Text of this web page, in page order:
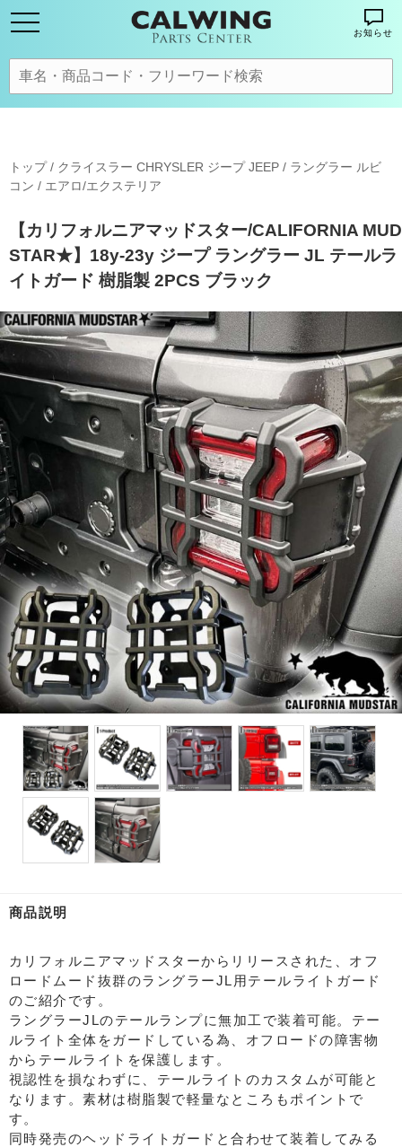
お知らせ
トップ/ クライスラー CHRYSLER ジープ JEEP / ラングラー ルビ
コン / エアロ/エクステリア
【カリフォルニアマッドスター/CALIFORNIA MUD
STAR★】18y-23y ジープ ラングラー JL テールラ
イトガード 樹脂製 2PCS ブラック
商品説明
カリフォルニアマッドスターからリリースされた、オフ
ロードムード抜群のラングラーJL用テールライトガード
のご紹介です。
ラングラーJLのテールランプに無加工で装着可能。テー
ルライト全体をガードしている為、オフロードの障害物
からテールライトを保護します。
視認性を損なわずに、テールライトのカスタムが可能と
なります。素材は樹脂製で軽量なところもポイントで
す。
同時発売のヘッドライトガードと合わせて装着してみる